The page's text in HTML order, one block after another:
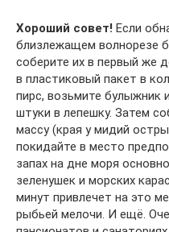
Хороший совет! Если
близлежащем волнорезе
соберите их в первый же
в пластиковый пакет в
пирс, возьмите булыжник
штуки в лепешку. Затем
массу (края у мидий
покидайте в место
запах на дне моря
зеленушек и морских
минут привлечет на это
рыбьей мелочи. И ещё.